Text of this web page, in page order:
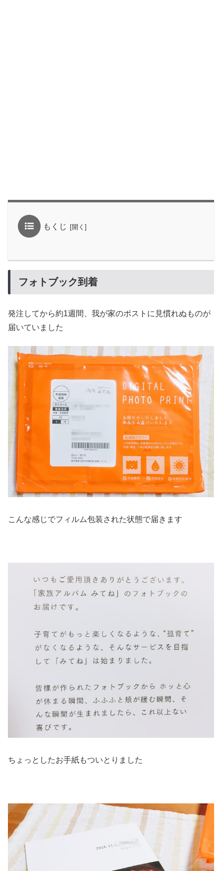
もくじ
フォトブック到着
発注してから約1週間、我が家のポストに見慣れぬものが
届いていました
こんな感じでフィルム包装された状態で届きます
ちょっとしたお手紙もついとりました